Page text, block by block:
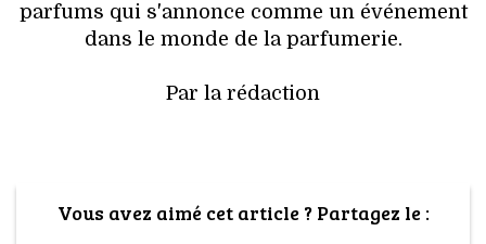
parfums qui s'annonce comme un événement
dans le monde de la parfumerie.
Par la rédaction
Vous avez aimé cet article ? Partagez le :